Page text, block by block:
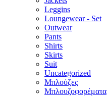
Leggins
Loungewear - Set
Outwear
Pants
Shirts
Skirts
Suit
Uncategorized
Μπλούζες
Μπλουζοφορέματα